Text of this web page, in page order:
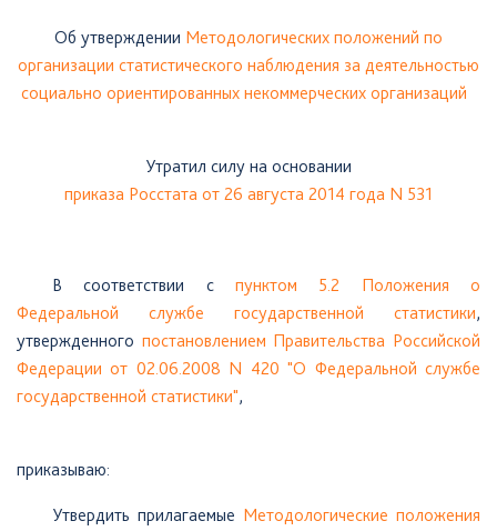
Об утверждении Методологических положений по
организации статистического наблюдения за деятельностью
социально ориентированных некоммерческих организаций
Утратил силу на основании
приказа Росстата от 26 августа 2014 года N 531
В соответствии спунктом 5.2 Положения о
Федеральной службе государственной статистики,
утвержденного постановлением Правительства Российской
Федерации от 02.06.2008 N 420 "О Федеральной службе
государственной статистики",
приказываю:
Утвердить прилагаемые Методологические положения